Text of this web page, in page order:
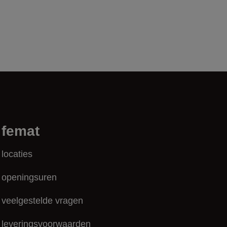
femat
locaties
openingsuren
veelgestelde vragen
leveringsvoorwaarden